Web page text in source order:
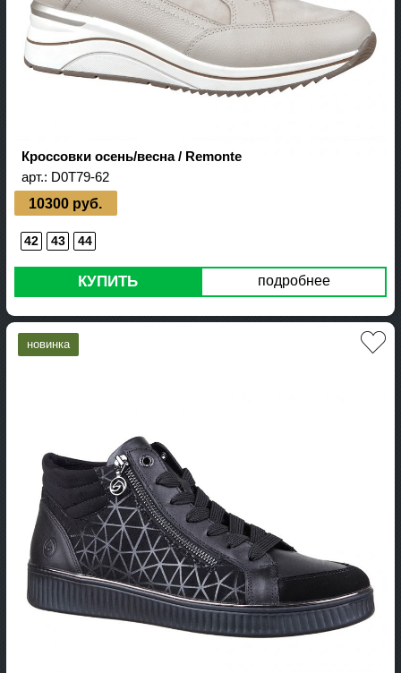
Кроссовки осень/весна / Remonte
арт.: D0T79-62
10300 руб.
42 43 44
подробнее
КУПИТЬ